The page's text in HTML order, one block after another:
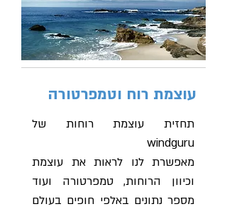
עוצמת רוח וטמפרטורה
תחזית עוצמת רוחות של
windguru
מאפשרת לנו לראות את עוצמת
וכיוון הרוחות, טמפרטורה ועוד
מספר נתונים באלפי חופים בעולם